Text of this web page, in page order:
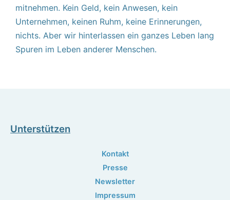
mitnehmen. Kein Geld, kein Anwesen, kein
Unternehmen, keinen Ruhm, keine Erinnerungen,
nichts. Aber wir hinterlassen ein ganzes Leben lang
Spuren im Leben anderer Menschen.
Unterstützen
Kontakt
Presse
Newsletter
Impressum